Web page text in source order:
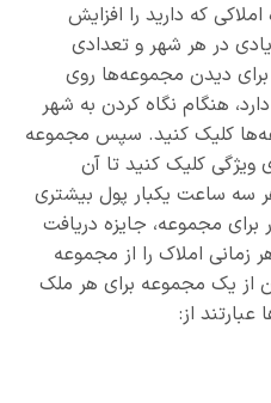
که دارید را افزایش
در هر شهر و تعدادی
دیدن مجموعه‌ها روی
هنگام نگاه کردن به شهر
کلیک کنید. سپس مجموعه
ویژگی کلیک کنید تا آن
سه ساعت یکبار پول بیشتری
برای مجموعه، جایزه دریافت
زمانی املاک را از مجموعه
از یک مجموعه برای هر ملک
از: